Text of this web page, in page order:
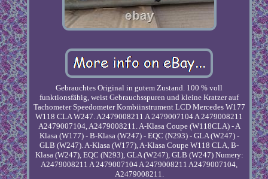
Gebrauchtes Original in gutem Zustand. 100 % voll
funktionsfähig, weist Gebrauchsspuren und kleine Kratzer auf
Tachometer Speedometer Kombiinstrument LCD Mercedes W177
W118 CLA W247. A2479008211 A 2479007104 A 2479008211
A2479007104, A2479008211. A-Klasa Coupe (W118CLA) - A
Klasa (W177) - B-Klasa (W247) - EQC (N293) - GLA (W247) -
GLB (W247). A-Klasa (W177), A-Klasa Coupe W118 CLA, B-
Klasa (W247), EQC (N293), GLA (W247), GLB (W247) Numery:
A2479008211 A 2479007104 A 2479008211 A2479007104,
A2479008211.